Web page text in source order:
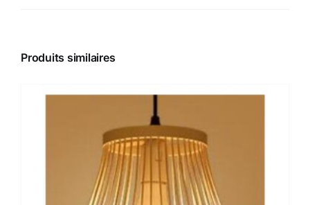
Produits similaires